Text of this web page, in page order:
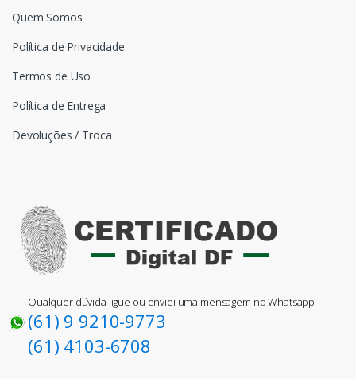
Quem Somos
Política de Privacidade
Termos de Uso
Política de Entrega
Devoluções / Troca
Qualquer dúvida ligue ou enviei uma mensagem no Whatsapp
(61) 9 9210-9773
(61) 4103-6708